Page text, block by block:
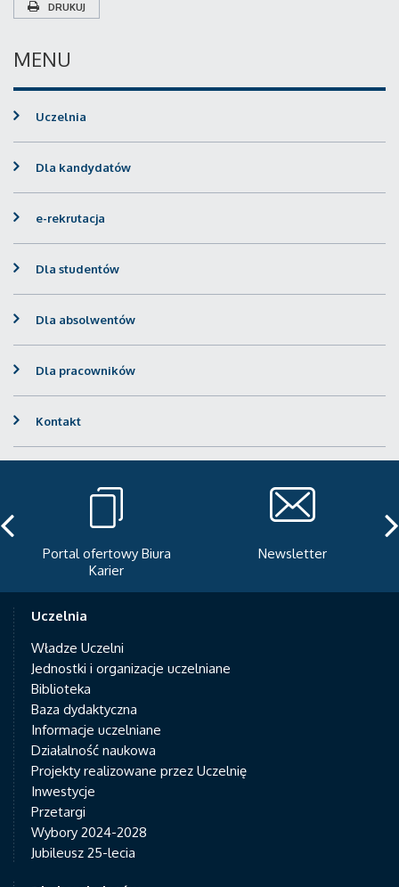
DRUKUJ
MENU
Uczelnia
Dla kandydatów
e-rekrutacja
Dla studentów
Dla absolwentów
Dla pracowników
Kontakt
Portal ofertowy Biura
Karier
Newsletter
Uczelnia
Władze Uczelni
Jednostki i organizacje uczelniane
Biblioteka
Baza dydaktyczna
Informacje uczelniane
Działalność naukowa
Projekty realizowane przez Uczelnię
Inwestycje
Przetargi
Wybory 2024-2028
Jubileusz 25-lecia